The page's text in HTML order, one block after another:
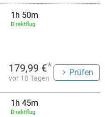
1h 50m
Direktflug
179,99 €*
vor 10 Tagen
Prüfen
1h 45m
Direktflug